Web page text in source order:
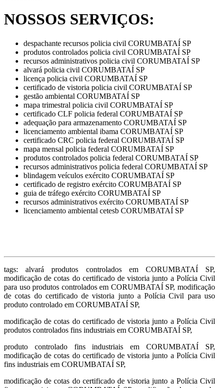
NOSSOS SERVIÇOS:
despachante recursos policia civil CORUMBATAÍ SP
produtos controlados policia civil CORUMBATAÍ SP
recursos administrativos policia civil CORUMBATAÍ SP
alvará policia civil CORUMBATAÍ SP
licença policia civil CORUMBATAÍ SP
certificado de vistoria policia civil CORUMBATAÍ SP
gestão ambiental CORUMBATAÍ SP
mapa trimestral policia civil CORUMBATAÍ SP
certificado CLF policia federal CORUMBATAÍ SP
adequação para armazenamento CORUMBATAÍ SP
licenciamento ambiental ibama CORUMBATAÍ SP
certificado CRC policia federal CORUMBATAÍ SP
mapa mensal policia federal CORUMBATAÍ SP
produtos controlados policia federal CORUMBATAÍ SP
recursos administrativos policia federal CORUMBATAÍ SP
blindagem veículos exército CORUMBATAÍ SP
certificado de registro exército CORUMBATAÍ SP
guia de tráfego exército CORUMBATAÍ SP
recursos administrativos exército CORUMBATAÍ SP
licenciamento ambiental cetesb CORUMBATAÍ SP
tags: alvará produtos controlados em CORUMBATAÍ SP,
modificação de cotas do certificado de vistoria junto a Polícia Civil
para uso produtos controlados em CORUMBATAÍ SP, modificação
de cotas do certificado de vistoria junto a Polícia Civil para uso
produto controlado em CORUMBATAÍ SP,
modificação de cotas do certificado de vistoria junto a Polícia Civil
produtos controlados fins industriais em CORUMBATAÍ SP,
produto controlado fins industriais em CORUMBATAÍ SP,
modificação de cotas do certificado de vistoria junto a Polícia Civil
fins industriais em CORUMBATAÍ SP,
modificação de cotas do certificado de vistoria junto a Polícia Civil